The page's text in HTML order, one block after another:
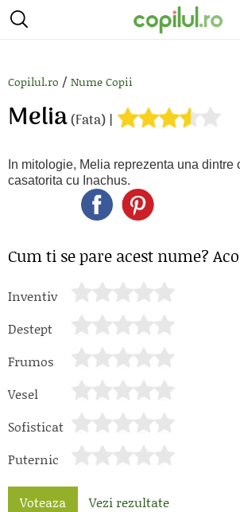
Copilul.ro / Nume Copii
Melia(Fata) |
In mitologie, Melia reprezenta una dintre
casatorita cu Inachus.
Cum ti se pare acest nume?
Inventiv
Destept
Frumos
Vesel
Sofisticat
Puternic
Voteaza Vezi rezultate